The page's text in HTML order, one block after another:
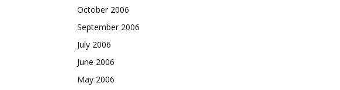
October 2006
September 2006
July 2006
June 2006
May 2006